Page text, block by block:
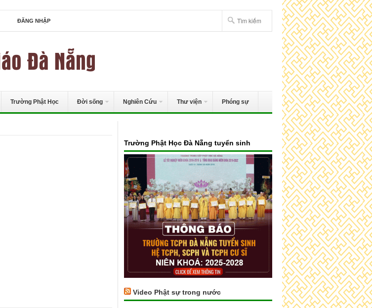
ĐĂNG NHẬP
Trường Phật Học Đời sống Nghiên Cứu Thư viện Phóng sự
Trường Phật Học Đà Nẵng tuyển sinh
Video Phật sự trong nước